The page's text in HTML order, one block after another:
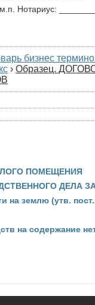
Нотариус:
бизнес
› Образец.
ПОМЕЩЕНИЯ
ДЕЛА
на землю (утв.
на содержание